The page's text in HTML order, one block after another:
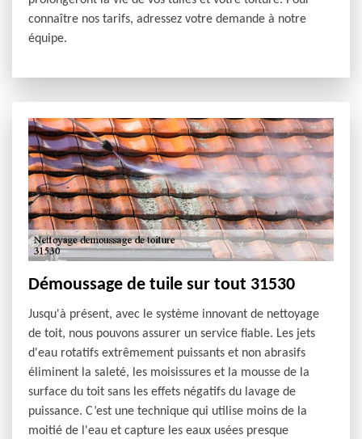
connaître nos tarifs, adressez votre demande à notre
équipe.
Démoussage de tuile sur tout 31530
Jusqu'à présent, avec le système innovant de nettoyage
de toit, nous pouvons assurer un service fiable. Les jets
d'eau rotatifs extrêmement puissants et non abrasifs
éliminent la saleté, les moisissures et la mousse de la
surface du toit sans les effets négatifs du lavage de
puissance. C’est une technique qui utilise moins de la
moitié de l'eau et capture les eaux usées presque